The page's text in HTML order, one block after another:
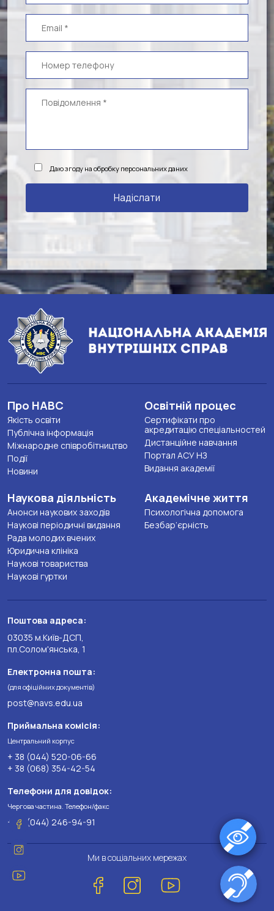
Даю згоду на обробку персональних даних
Про НАВС
Якість освіти
Публічна інформація
Міжнародне співробітництво
Події
Новини
Освітній процес
Сертифікати про
акредитацію спеціальностей
Дистанційне навчання
Портал АСУ НЗ
Видання академії
Наукова діяльність
Анонси наукових заходів
Наукові періодичні видання
Рада молодих вчених
Юридична клініка
Наукові товариства
Наукові гуртки
Академічне життя
Психологічна допомога
Безбар’єрність
Поштова адреса:
03035 м.Київ-ДСП,
пл.Солом'янська, 1
Електронна пошта:
(для офіційних документів)
post@navs.edu.ua
Приймальна комісія:
Центральний корпус
+ 38 (044) 520-06-66
+ 38 (068) 354-42-54
Телефони для довідок:
Чергова частина. Телефон/факс
+ 38 (044) 246-94-91
Ми в соціальних мережах